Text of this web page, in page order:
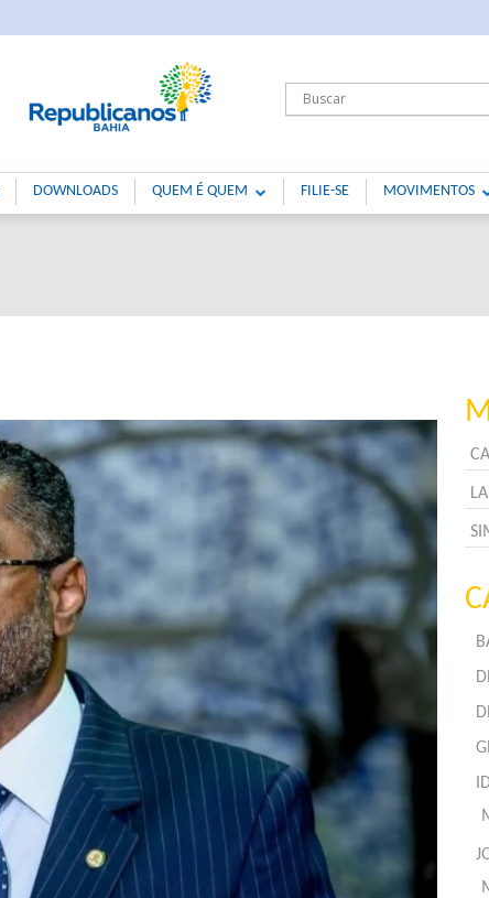
DOWNLOADS QUEM É QUEM FILIE-SE MOVIMENTOS